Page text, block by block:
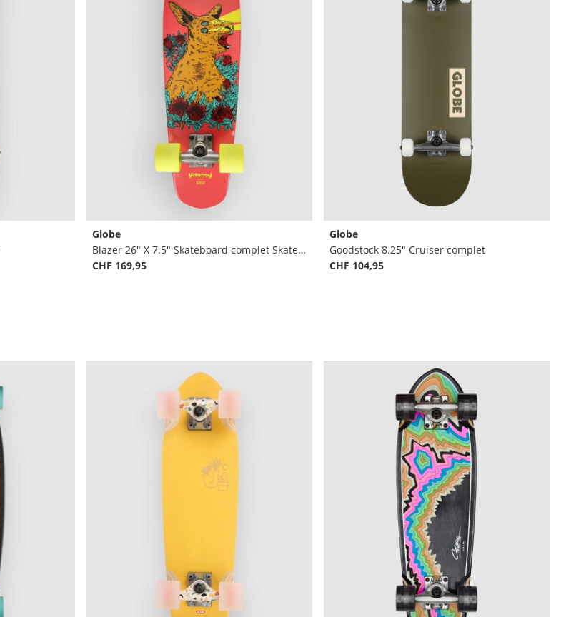
Globe
Blazer 26" X 7.5" Skateboard complet Skateboard complet
CHF 169,95
Globe
Goodstock 8.25" Cruiser complet
CHF 104,95